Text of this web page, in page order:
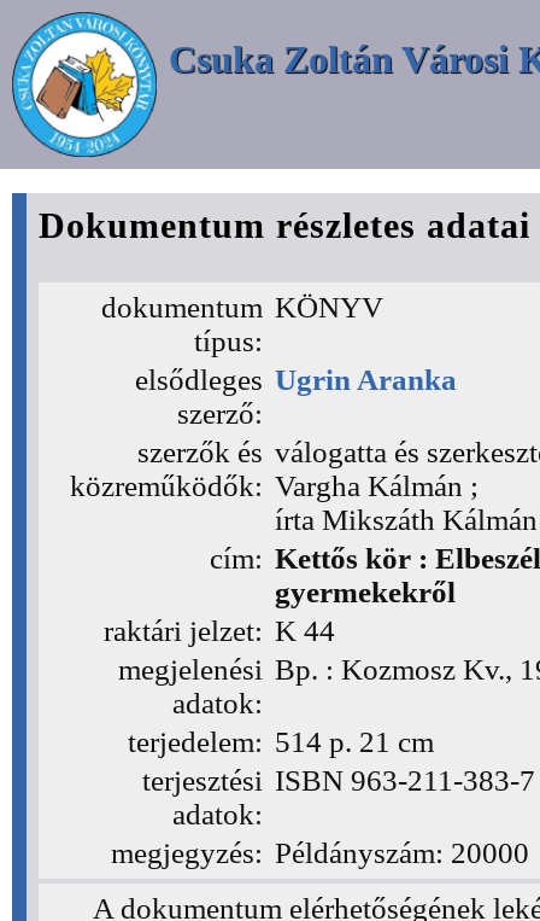
Csuka Zoltán Városi
Dokumentum részletes adatai
dokumentum
típus:
KÖNYV
elsődleges
szerző:
Ugrin Aranka
szerzők és
közreműködők:
válogatta és
Vargha Kálmán ;
írta Mikszáth
cím: Kettős kör :
gyermekekről
raktári jelzet: K 44
megjelenési
adatok:
Bp. : Kozmosz Kv.,
terjedelem: 514 p. 21 cm
terjesztési
adatok:
ISBN 963-211-383-
megjegyzés: Példányszám: 20000
A dokumentum elérhetőségének